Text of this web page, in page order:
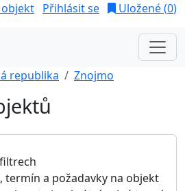
Přihlásit se Uložené (0)
republika Znojmo
termín a požadavky na objekt